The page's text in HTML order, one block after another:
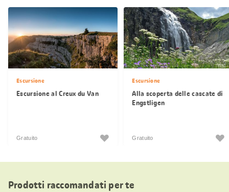
Escursione
Escursione al Creux du Van
Gratuito
Escursione
Alla scoperta delle cascate di
Engstligen
Gratuito
Prodotti raccomandati per te